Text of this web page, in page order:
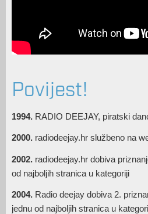
Povijest!
1994. RADIO DEEJAY, piratski
2000. radiodeejay.hr službeno na
2002. radiodeejay.hr dobiva
od najboljih stranica u kategoriji
2004. Radio deejay dobiva 2.
jednu od najboljih stranica u